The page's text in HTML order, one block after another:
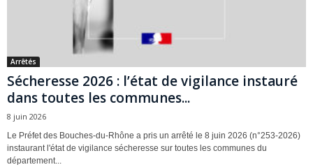
Arrêtés
Sécheresse 2026 : l’état de vigilance instauré
dans toutes les communes...
8 juin 2026
Le Préfet des Bouches-du-Rhône a pris un arrêté le 8 juin 2026 (n°253-2026)
instaurant l'état de vigilance sécheresse sur toutes les communes du
département...